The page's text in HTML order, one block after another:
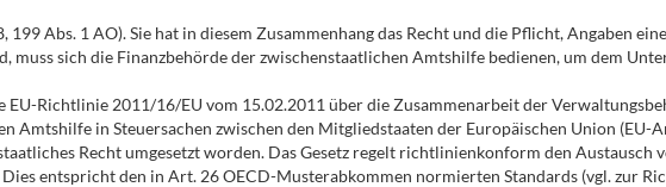
Abs. 1 AO). Sie hat in diesem Zusammenhang das Recht und die Pflicht, Angaben
muss sich die Finanzbehörde der zwischenstaatlichen Amtshilfe bedienen, um dem
Richtlinie 2011/16/EU vom 15.02.2011 über die Zusammenarbeit der
Amtshilfe in Steuersachen zwischen den Mitgliedstaaten der Europäischen Union (EU-
Recht umgesetzt worden. Das Gesetz regelt richtlinienkonform den Austausch
entspricht den in Art. 26 OECD-Musterabkommen normierten Standards (vgl. zur